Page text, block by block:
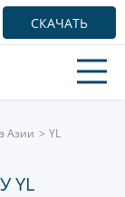
СКАЧАТЬ
Азии YL
YL